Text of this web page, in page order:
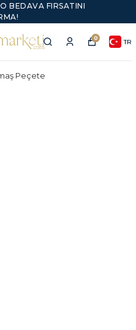
BEDAVA FIRSATINI
0 TR
Peçete